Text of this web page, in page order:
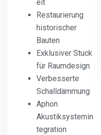
eit
Restaurierung
historischer
Bauten
Exklusiver Stuck
für Raumdesign
Verbesserte
Schalldämmung
Aphon
Akustiksystemin
tegration